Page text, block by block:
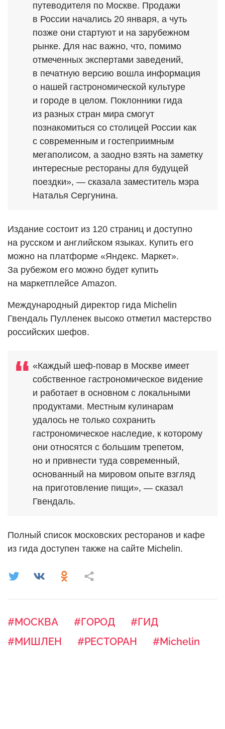
путеводителя по Москве. Продажи
в России начались 20 января, а чуть
позже они стартуют и на зарубежном
рынке. Для нас важно, что, помимо
отмеченных экспертами заведений,
в печатную версию вошла информация
о нашей гастрономической культуре
и городе в целом. Поклонники гида
из разных стран мира смогут
познакомиться со столицей России как
с современным и гостеприимным
мегаполисом, а заодно взять на заметку
интересные рестораны для будущей
поездки», — сказала заместитель мэра
Наталья Сергунина.
Издание состоит из 120 страниц и доступно
на русском и английском языках. Купить его
можно на платформе «Яндекс. Маркет».
За рубежом его можно будет купить
на маркетплейсе Amazon.
Международный директор гида Michelin
Гвендаль Пулленек высоко отметил мастерство
российских шефов.
«Каждый шеф-повар в Москве имеет
собственное гастрономическое видение
и работает в основном с локальными
продуктами. Местным кулинарам
удалось не только сохранить
гастрономическое наследие, к которому
они относятся с большим трепетом,
но и привнести туда современный,
основанный на мировом опыте взгляд
на приготовление пищи», — сказал
Гвендаль.
Полный список московских ресторанов и кафе
из гида доступен также на сайте Michelin.
#МОСКВА #ГОРОД
#ГИД
#МИШЛЕН
#РЕСТОРАН #Michelin